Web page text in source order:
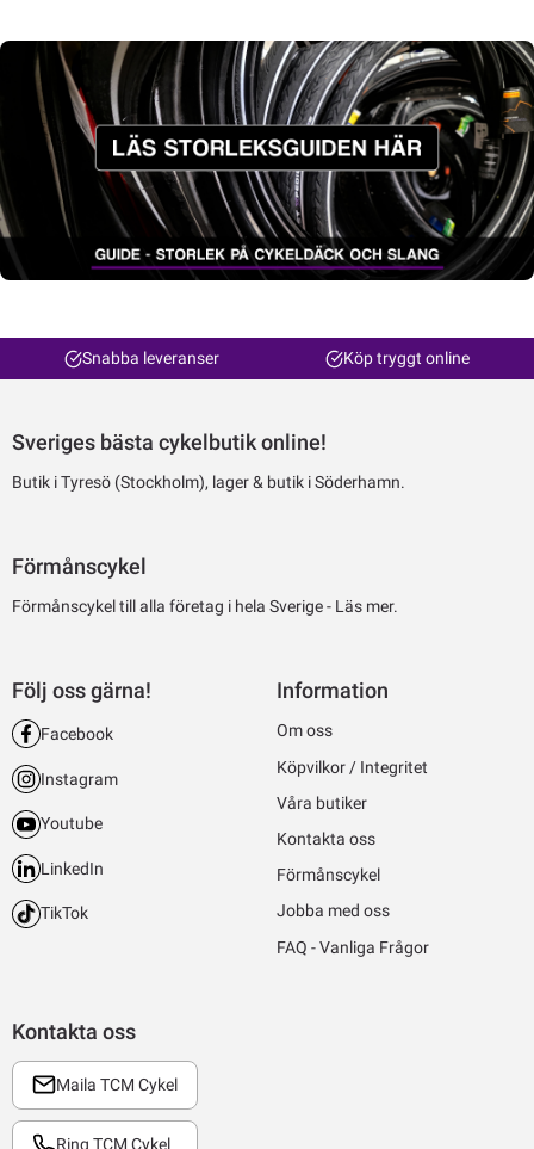
Snabba leveranser Köp tryggt online
Sveriges bästa cykelbutik online!
Butik i Tyresö (Stockholm), lager & butik i Söderhamn.
Förmånscykel
Förmånscykel till alla företag i hela Sverige - Läs mer.
Kontakta oss
Maila TCM Cykel
Ring TCM Cykel
Följ oss gärna!
Facebook
Instagram
Youtube
LinkedIn
TikTok
Information
Om oss
Köpvilkor / Integritet
Våra butiker
Kontakta oss
Förmånscykel
Jobba med oss
FAQ - Vanliga Frågor